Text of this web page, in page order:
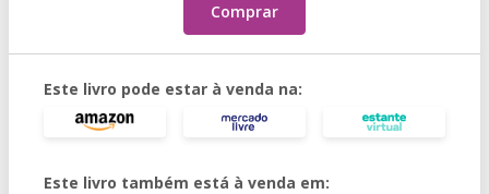
Comprar
Este livro pode estar à venda na:
Este livro também está à venda em: